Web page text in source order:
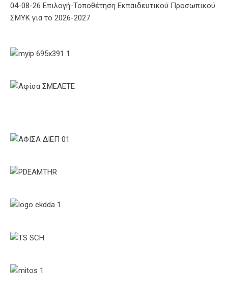
04-08-26 Επιλογή-Τοποθέτηση Εκπαιδευτικού Προσωπικού
ΣΜΥΚ για το 2026-2027